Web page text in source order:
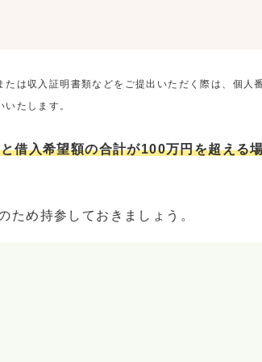
は収入証明書類などをご提出いただく際は、個人
たします。
借入希望額の合計が100万円を超える
ため持参しておきましょう。